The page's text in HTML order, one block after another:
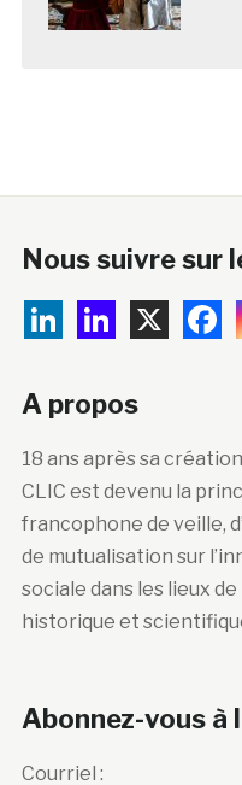
Nous suivre sur
A propos
18 ans après sa
CLIC est devenu la
francophone de veille,
de mutualisation sur
sociale dans les lieux
historique et
Abonnez-vous à
Courriel :